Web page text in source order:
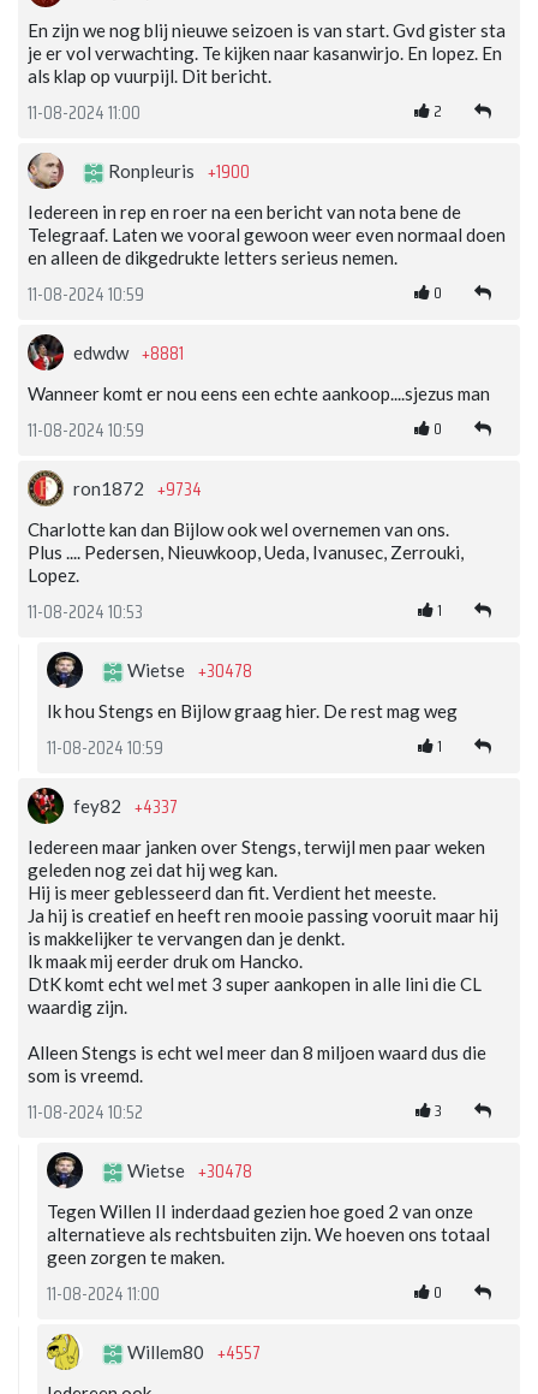
En zijn we nog blij nieuwe seizoen is van start. Gvd gister sta
je er vol verwachting. Te kijken naar kasanwirjo. En lopez. En
als klap op vuurpijl. Dit bericht.
11-08-2024 11:00 2
Ronpleuris +1900
Iedereen in rep en roer na een bericht van nota bene de
Telegraaf. Laten we vooral gewoon weer even normaal doen
en alleen de dikgedrukte letters serieus nemen.
11-08-2024 10:59 0
edwdw +8881
Wanneer komt er nou eens een echte aankoop....sjezus man
11-08-2024 10:59 0
ron1872 +9734
Charlotte kan dan Bijlow ook wel overnemen van ons.
Plus .... Pedersen, Nieuwkoop, Ueda, Ivanusec, Zerrouki,
Lopez.
11-08-2024 10:53 1
Wietse +30478
Ik hou Stengs en Bijlow graag hier. De rest mag weg
11-08-2024 10:59 1
fey82 +4337
Iedereen maar janken over Stengs, terwijl men paar weken
geleden nog zei dat hij weg kan.
Hij is meer geblesseerd dan fit. Verdient het meeste.
Ja hij is creatief en heeft ren mooie passing vooruit maar hij
is makkelijker te vervangen dan je denkt.
Ik maak mij eerder druk om Hancko.
DtK komt echt wel met 3 super aankopen in alle lini die CL
waardig zijn.
Alleen Stengs is echt wel meer dan 8 miljoen waard dus die
som is vreemd.
11-08-2024 10:52 3
Wietse +30478
Tegen Willen II inderdaad gezien hoe goed 2 van onze
alternatieve als rechtsbuiten zijn. We hoeven ons totaal
geen zorgen te maken.
11-08-2024 11:00 0
Willem80 +4557